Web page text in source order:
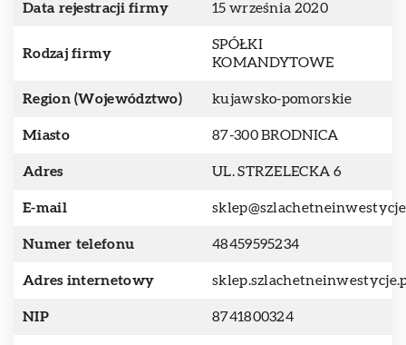
Data rejestracji firmy 15 września 2020
Rodzaj firmy
SPÓŁKI
KOMANDYTOWE
Region (Województwo) kujawsko-pomorskie
Miasto 87-300 BRODNICA
Adres UL. STRZELECKA 6
E-mail
Numer telefonu 48459595234
Adres internetowy
NIP 8741800324